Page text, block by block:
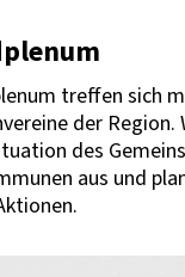
treffen sich
der Region.
des
aus und